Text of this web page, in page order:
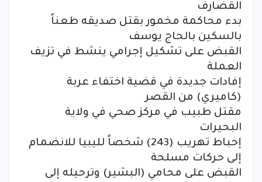
القضارف
بدء محاكمة مخمور بقتل صديقه طعناً
بالسكين بالحاج يوسف
القبض على تشكيل إجرامي ينشط في تزيف
العملة
إفادات جديدة في قضية اختفاء عربة
(كاميري) من القصر
مقتل طبيب في مركز صحي في ولاية
البحيرات
إحباط تهريب (243) شخصاً لليبيا للانضمام
إلى حركات مسلحة
القبض على محامي (البشير) وترحيله إلى